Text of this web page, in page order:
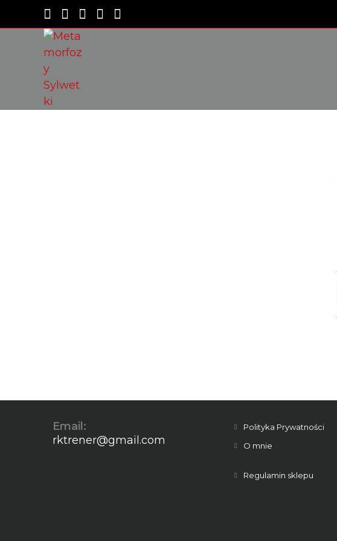
Email:
rktrener@gmail.com
Polityka Prywatności
O mnie
Regulamin sklepu